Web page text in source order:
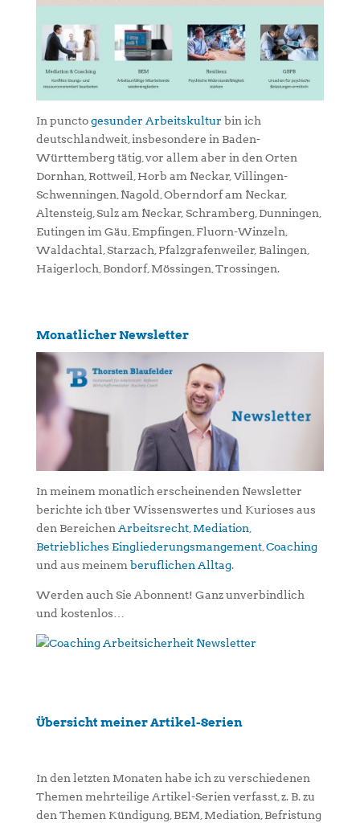
In punctogesunder Arbeitskultur bin ich
deutschlandweit, insbesondere in Baden-
Württemberg tätig, vor allem aber in den Orten
Dornhan, Rottweil, Horb am Neckar, Villingen-
Schwenningen, Nagold, Oberndorf am Neckar,
Altensteig, Sulz am Neckar, Schramberg, Dunningen,
Eutingen im Gäu, Empfingen, Fluorn-Winzeln,
Waldachtal, Starzach, Pfalzgrafenweiler, Balingen,
Haigerloch, Bondorf, Mössingen, Trossingen.
Monatlicher Newsletter
In meinem monatlich erscheinenden Newsletter
berichte ich über Wissenswertes und Kurioses aus
den BereichenArbeitsrecht,Mediation,
Betriebliches Eingliederungsmangement,Coaching
und aus meinemberuflichen Alltag.
Werden auch Sie Abonnent! Ganz unverbindlich
und kostenlos…
Übersicht meiner Artikel-Serien
In den letzten Monaten habe ich zu verschiedenen
Themen mehrteilige Artikel-Serien verfasst, z. B. zu
den Themen Kündigung, BEM, Mediation, Befristung